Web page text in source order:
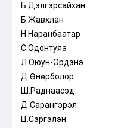
Б.Дэлгэрсайхан
Б.Жавхлан
Н.Наранбаатар
С.Одонтуяа
Л.Оюун-Эрдэнэ
Д.Өнөрболор
Ш.Раднаасэд
Д.Сарангэрэл
Ц.Сэргэлэн